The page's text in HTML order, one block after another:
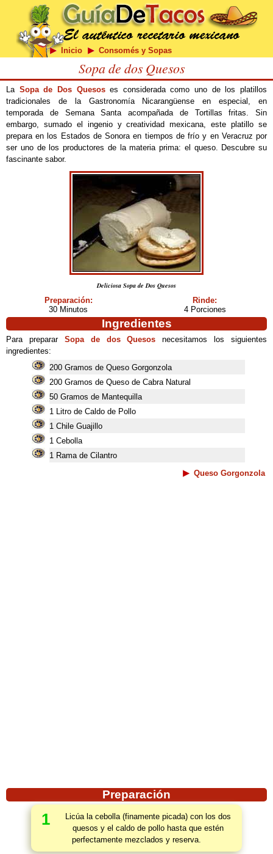
Inicio Consomés y Sopas
Sopa de dos Quesos
La Sopa de Dos Quesoses considerada como uno de los platillos
tradicionales de la Gastronomía Nicarangüense en especial, en
temporada de Semana Santa acompañada de Tortillas fritas. Sin
embargo, sumado el ingenio y creatividad mexicana, este platillo se
prepara en los Estados de Sonora en tiempos de frío y en Veracruz por
ser uno de los productores de la materia prima: el queso. Descubre su
fascinante sabor.
Deliciosa Sopa de Dos Quesos
Preparación:
30 Minutos
Rinde:
4 Porciones
Ingredientes
Para preparar Sopa de dos Quesos necesitamos los siguientes
ingredientes:
200 Gramos de Queso Gorgonzola
200 Gramos de Queso de Cabra Natural
50 Gramos de Mantequilla
1 Litro de Caldo de Pollo
1 Chile Guajillo
1 Cebolla
1 Rama de Cilantro
Queso Gorgonzola
Preparación
1
Licúa la cebolla (finamente picada) con los dos
quesos y el caldo de pollo hasta que estén
perfectamente mezclados y reserva.